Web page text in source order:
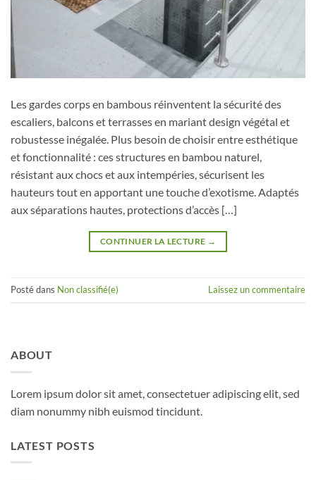
Les gardes corps en bambous réinventent la sécurité des
escaliers, balcons et terrasses en mariant design végétal et
robustesse inégalée. Plus besoin de choisir entre esthétique
et fonctionnalité : ces structures en bambou naturel,
résistant aux chocs et aux intempéries, sécurisent les
hauteurs tout en apportant une touche d’exotisme. Adaptés
aux séparations hautes, protections d’accès […]
CONTINUER LA LECTURE →
Posté dans Non classifié(e) Laissez un commentaire
ABOUT
Lorem ipsum dolor sit amet, consectetuer adipiscing elit, sed
diam nonummy nibh euismod tincidunt.
LATEST POSTS